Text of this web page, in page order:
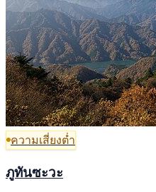
ความเสี่ยงต่ำ
ภูทันซะวะ